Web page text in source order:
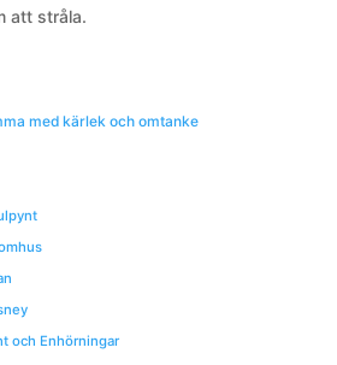
att stråla.
med kärlek och omtanke
och Enhörningar